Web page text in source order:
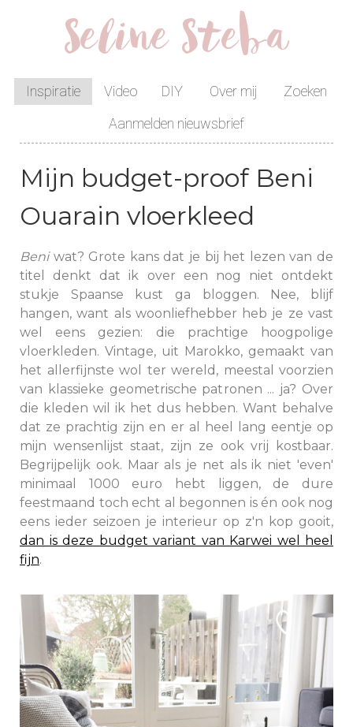
Seline Steba
Inspiratie Video DIY Over mij
Zoeken
Aanmelden nieuwsbrief
Mijn budget-proof Beni
Ouarain vloerkleed
Beniwat? Grote kans dat je bij het lezen van de
titel denkt dat ik over een nog niet ontdekt
stukje Spaanse kust ga bloggen. Nee, blijf
hangen, want als woonliefhebber heb je ze vast
wel eens gezien: die prachtige hoogpolige
vloerkleden. Vintage, uit Marokko, gemaakt van
het allerfijnste wol ter wereld, meestal voorzien
van klassieke geometrische patronen ... ja? Over
die kleden wil ik het dus hebben. Want behalve
dat ze prachtig zijn en er al heel lang eentje op
mijn wensenlijst staat, zijn ze ook vrij kostbaar.
Begrijpelijk ook. Maar als je net als ik niet 'even'
minimaal 1000 euro hebt liggen, de dure
feestmaand toch echt al begonnen is én ook nog
eens ieder seizoen je interieur op z'n kop gooit,
dan is deze budget variant van Karwei wel heel
fijn.